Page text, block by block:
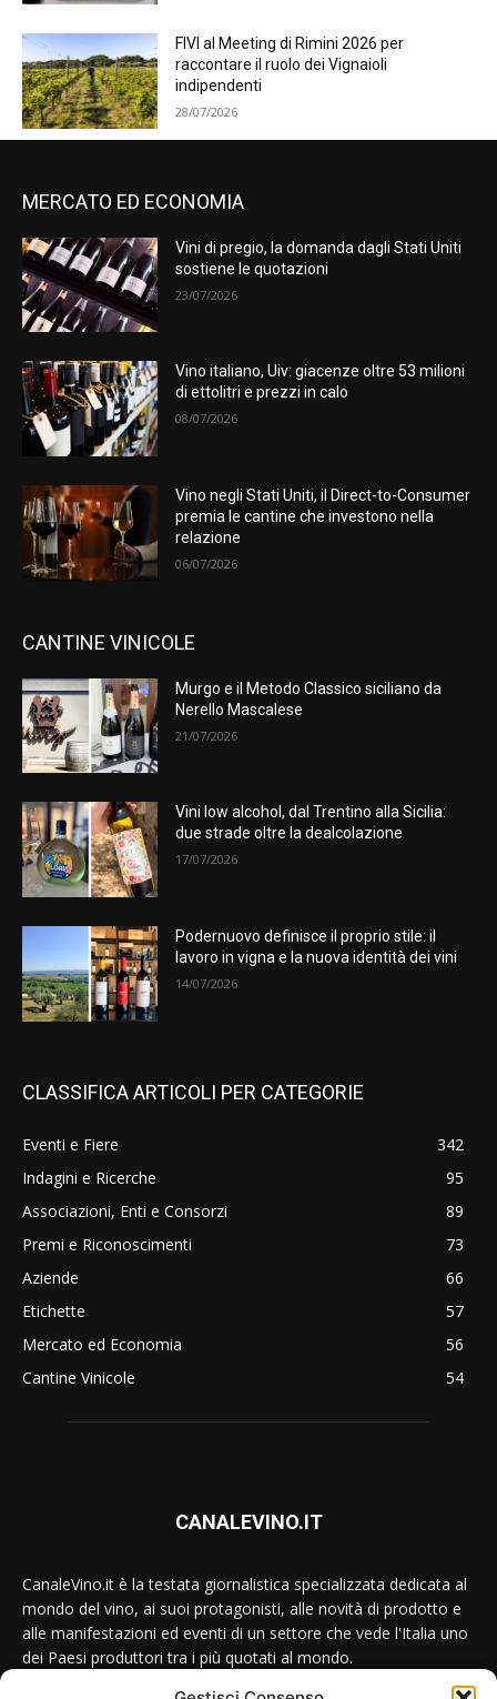
FIVI al Meeting di Rimini 2026 per
raccontare il ruolo dei Vignaioli
indipendenti
28/07/2026
MERCATO ED ECONOMIA
Vini di pregio, la domanda dagli Stati Uniti
sostiene le quotazioni
23/07/2026
Vino italiano, Uiv: giacenze oltre 53 milioni
di ettolitri e prezzi in calo
08/07/2026
Vino negli Stati Uniti, il Direct-to-Consumer
premia le cantine che investono nella
relazione
06/07/2026
CANTINE VINICOLE
Murgo e il Metodo Classico siciliano da
Nerello Mascalese
21/07/2026
Vini low alcohol, dal Trentino alla Sicilia:
due strade oltre la dealcolazione
17/07/2026
Podernuovo definisce il proprio stile: il
lavoro in vigna e la nuova identità dei vini
14/07/2026
CLASSIFICA ARTICOLI PER CATEGORIE
Eventi e Fiere
342
Indagini e Ricerche
95
Associazioni, Enti e Consorzi
89
Premi e Riconoscimenti
73
Aziende
66
Etichette
57
Mercato ed Economia
56
Cantine Vinicole
54
CANALEVINO.IT
CanaleVino.it è la testata giornalistica specializzata dedicata al
mondo del vino, ai suoi protagonisti, alle novità di prodotto e
alle manifestazioni ed eventi di un settore che vede l'Italia uno
dei Paesi produttori tra i più quotati al mondo.